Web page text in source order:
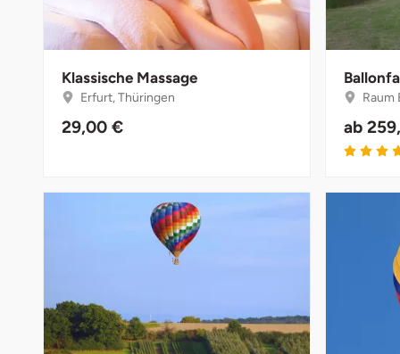
Klassische Massage
Erfurt, Thüringen
29,00 €
Raum
ab
Deggendorf
Dessau
Dietzenbach
Dresden
sächsische Schweiz